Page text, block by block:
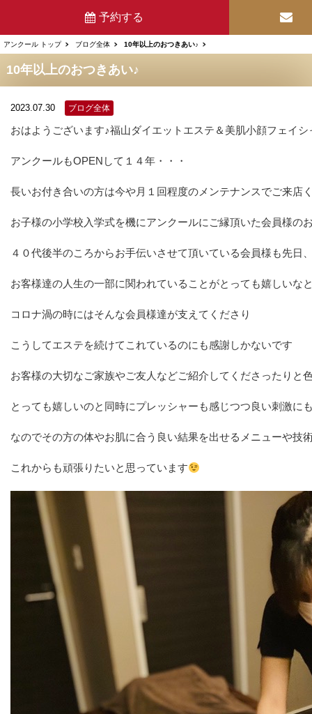
予約する
アンクール トップ ブログ全体 10年以上のおつきあい♪
10年以上のおつきあい♪
2023.07.30 ブログ全体
おはようございます♪福山ダイエットエステ＆美肌小顔フェイ
アンクールもOPENして１４年・・・
長いお付き合いの方は今や月１回程度のメンテナンスでご来店
お子様の小学校入学式を機にアンクールにご縁頂いた会員様の
４０代後半のころからお手伝いさせて頂いている会員様も先日
お客様達の人生の一部に関われていることがとっても嬉しいな
コロナ渦の時にはそんな会員様達が支えてくださり
こうしてエステを続けてこれているのにも感謝しかないです
お客様の大切なご家族やご友人などご紹介してくださったりと
とっても嬉しいのと同時にプレッシャーも感じつつ良い刺激に
なのでその方の体やお肌に合う良い結果を出せるメニューや技
これからも頑張りたいと思っています